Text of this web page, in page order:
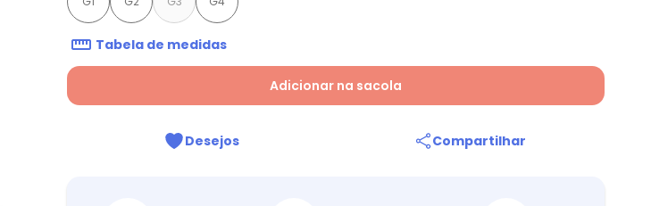
Tabela de medidas
Adicionar na sacola
Desejos Compartilhar